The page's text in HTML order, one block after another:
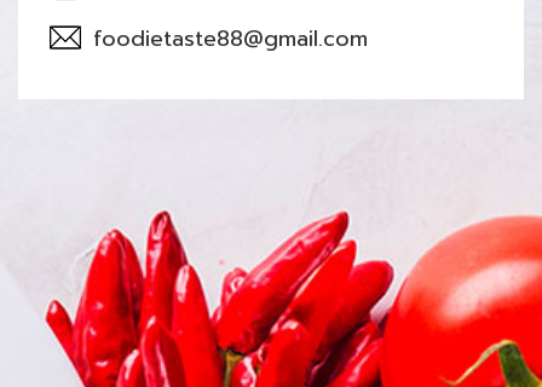
foodietaste88@gmail.com